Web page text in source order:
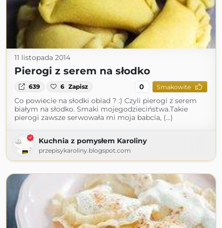
11 listopada 2014
Pierogi z serem na słodko
639 6 Zapisz 0 Smakowite
Co powiecie na słodki obiad ? :) Czyli pierogi z serem
białym na słodko. Smaki mojegodzieciństwa.Takie
pierogi zawsze serwowała mi moja babcia, (...)
Kuchnia z pomysłem Karoliny
przepisykaroliny.blogspot.com